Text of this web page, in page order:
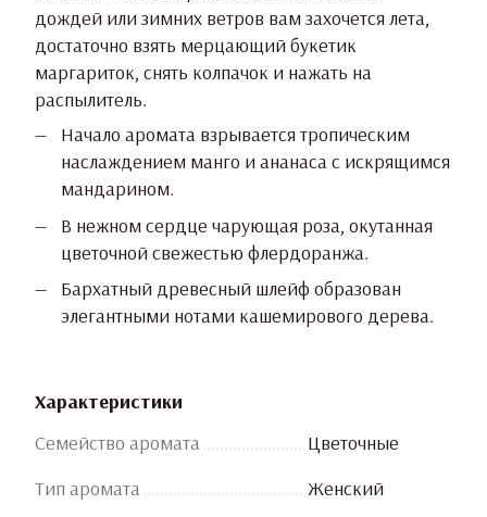
дождей или зимних ветров вам захочется лета,
достаточно взять мерцающий букетик
маргариток, снять колпачок и нажать на
распылитель.
Начало аромата взрывается тропическим
наслаждением манго и ананаса с искрящимся
мандарином.
В нежном сердце чарующая роза, окутанная
цветочной свежестью флердоранжа.
Бархатный древесный шлейф образован
элегантными нотами кашемирового дерева.
Характеристики
Семейство аромата
Цветочные
Тип аромата
Женский